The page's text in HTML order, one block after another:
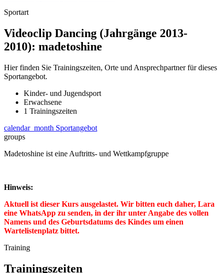
Sportart
Videoclip Dancing (Jahrgänge 2013-
2010): madetoshine
Hier finden Sie Trainingszeiten, Orte und Ansprechpartner für dieses
Sportangebot.
Kinder- und Jugendsport
Erwachsene
1 Trainingszeiten
calendar_month Sportangebot
groups
Madetoshine ist eine Auftritts- und Wettkampfgruppe
Hinweis:
Aktuell ist dieser Kurs ausgelastet. Wir bitten euch daher, Lara
eine WhatsApp zu senden, in der ihr unter Angabe des vollen
Namens und des Geburtsdatums des Kindes um einen
Wartelistenplatz bittet.
Training
Trainingszeiten